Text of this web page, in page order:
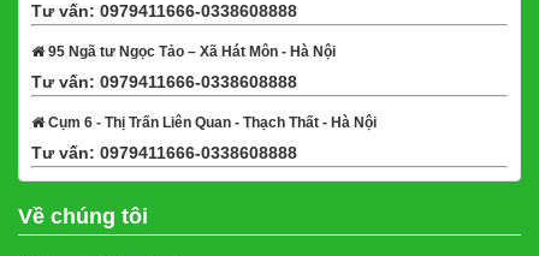
Tư vấn: 0979411666-0338608888
95 Ngã tư Ngọc Tảo – Xã Hát Môn - Hà Nội
Tư vấn: 0979411666-0338608888
Cụm 6 - Thị Trấn Liên Quan - Thạch Thất - Hà Nội
Tư vấn: 0979411666-0338608888
Về chúng tôi